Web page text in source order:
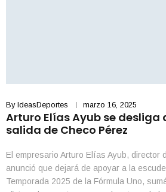
By IdeasDeportes marzo 16, 2025
Arturo Elías Ayub se desliga
salida de Checo Pérez
El empresario Arturo Elías Ayub, director
anunció que dejará de apoyar a la
Temporada 2025 de la Fórmula Uno,